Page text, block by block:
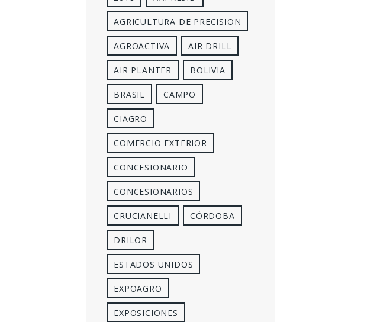
AGRICULTURA DE PRECISION
AGROACTIVA AIR DRILL
AIR PLANTER BOLIVIA
BRASIL CAMPO
CIAGRO
COMERCIO EXTERIOR
CONCESIONARIO
CONCESIONARIOS
CRUCIANELLI CÓRDOBA
DRILOR
ESTADOS UNIDOS
EXPOAGRO
EXPOSICIONES